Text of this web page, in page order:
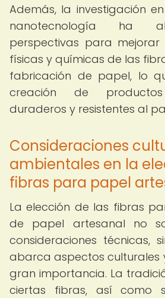
Además, la investigación
nanotecnología ha
perspectivas para
físicas y químicas de las
fabricación de papel, lo
creación de
duraderos y resistentes al
Consideraciones
ambientales en la
fibras para papel
La elección de las fibras
de papel artesanal no
consideraciones técnicas,
abarca aspectos culturales
gran importancia. La
ciertas fibras, así como